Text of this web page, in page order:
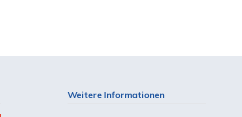
Weitere Informationen